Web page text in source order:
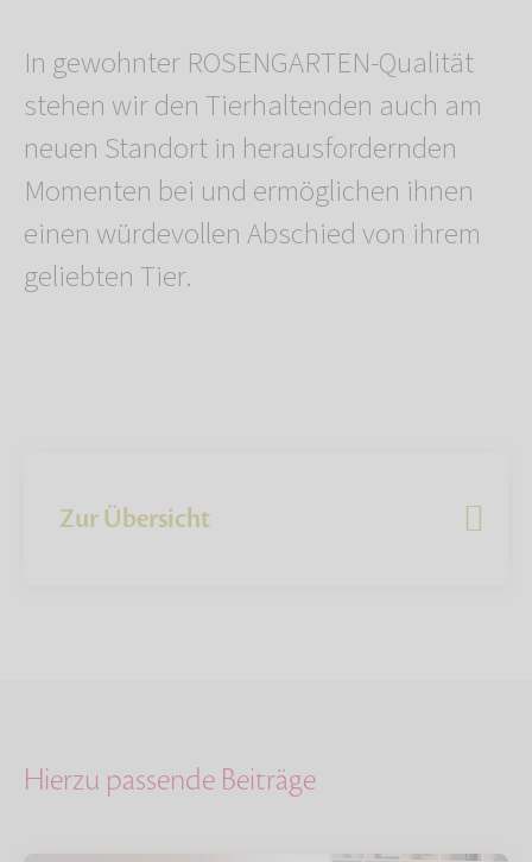
In gewohnter ROSENGARTEN-Qualität
stehen wir den Tierhaltenden auch am
neuen Standort in herausfordernden
Momenten bei und ermöglichen ihnen
einen würdevollen Abschied von ihrem
geliebten Tier.
Zur Übersicht
Hierzu passende Beiträge